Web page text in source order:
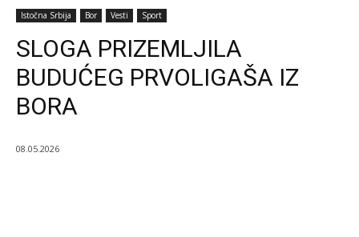
Istočna Srbija Bor Vesti Sport
SLOGA PRIZEMLJILA
BUDUĆEG PRVOLIGAŠA IZ
BORA
08.05.2026